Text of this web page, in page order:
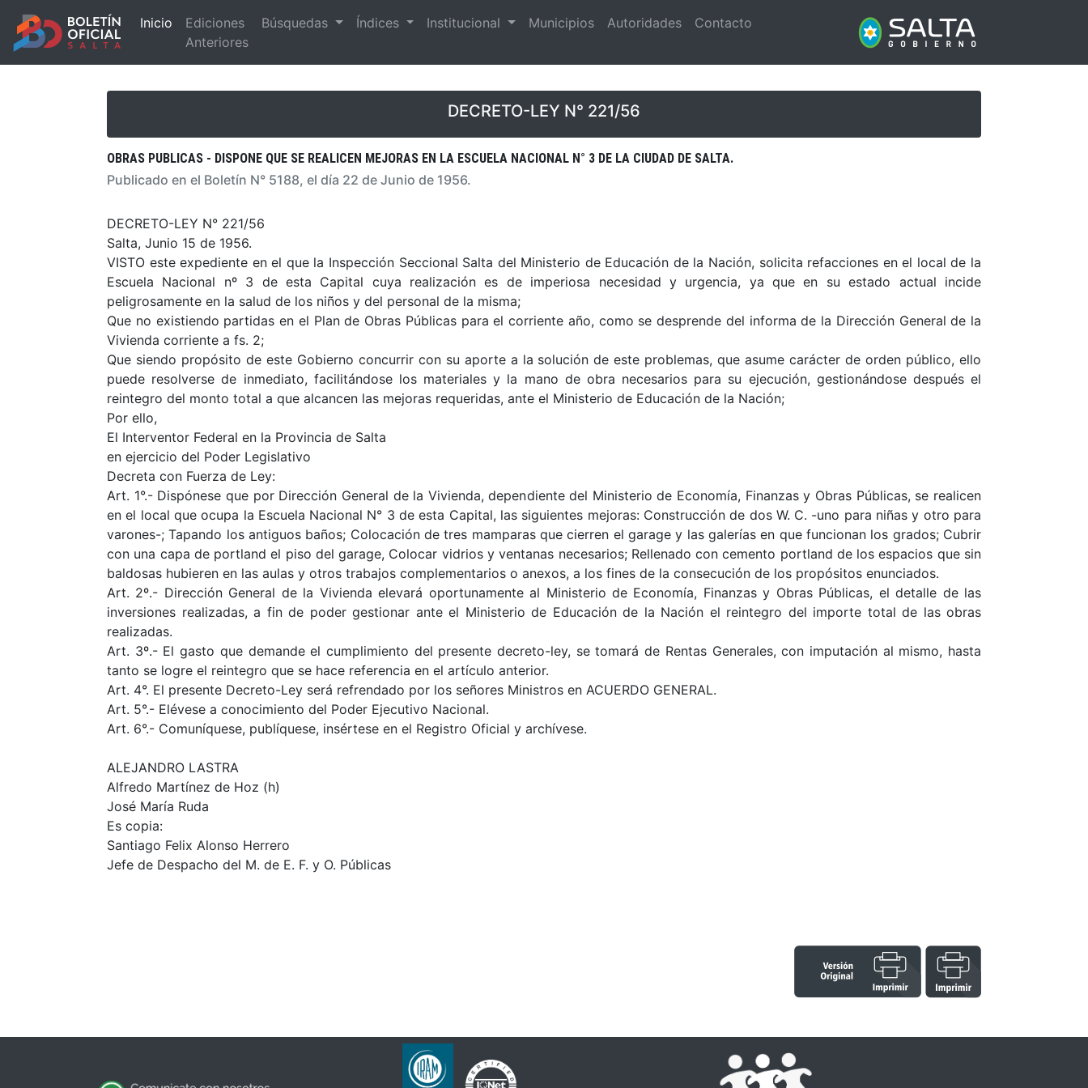
Inicio
Ediciones
Anteriores
Búsquedas Índices Institucional Municipios Autoridades Contacto
DECRETO-LEY N° 221/56
OBRAS PUBLICAS - DISPONE QUE SE REALICEN MEJORAS EN LA ESCUELA NACIONAL N° 3 DE LA CIUDAD DE SALTA.
Publicado en el Boletín N° 5188, el día 22 de Junio de 1956.
DECRETO-LEY N° 221/56
Salta, Junio 15 de 1956.
VISTO este expediente en el que la Inspección Seccional Salta del Ministerio de Educación de la Nación, solicita refacciones en el local de la
Escuela Nacional nº 3 de esta Capital cuya realización es de imperiosa necesidad y urgencia, ya que en su estado actual incide
peligrosamente en la salud de los niños y del personal de la misma;
Que no existiendo partidas en el Plan de Obras Públicas para el corriente año, como se desprende del informa de la Dirección General de la
Vivienda corriente a fs. 2;
Que siendo propósito de este Gobierno concurrir con su aporte a la solución de este problemas, que asume carácter de orden público, ello
puede resolverse de inmediato, facilitándose los materiales y la mano de obra necesarios para su ejecución, gestionándose después el
reintegro del monto total a que alcancen las mejoras requeridas, ante el Ministerio de Educación de la Nación;
Por ello,
El Interventor Federal en la Provincia de Salta
en ejercicio del Poder Legislativo
Decreta con Fuerza de Ley:
Art. 1°.- Dispónese que por Dirección General de la Vivienda, dependiente del Ministerio de Economía, Finanzas y Obras Públicas, se realicen
en el local que ocupa la Escuela Nacional N° 3 de esta Capital, las siguientes mejoras: Construcción de dos W. C. -uno para niñas y otro para
varones-; Tapando los antiguos baños; Colocación de tres mamparas que cierren el garage y las galerías en que funcionan los grados; Cubrir
con una capa de portland el piso del garage, Colocar vidrios y ventanas necesarios; Rellenado con cemento portland de los espacios que sin
baldosas hubieren en las aulas y otros trabajos complementarios o anexos, a los fines de la consecución de los propósitos enunciados.
Art. 2º.- Dirección General de la Vivienda elevará oportunamente al Ministerio de Economía, Finanzas y Obras Públicas, el detalle de las
inversiones realizadas, a fin de poder gestionar ante el Ministerio de Educación de la Nación el reintegro del importe total de las obras
realizadas.
Art. 3º.- El gasto que demande el cumplimiento del presente decreto-ley, se tomará de Rentas Generales, con imputación al mismo, hasta
tanto se logre el reintegro que se hace referencia en el artículo anterior.
Art. 4°. El presente Decreto-Ley será refrendado por los señores Ministros en ACUERDO GENERAL.
Art. 5°.- Elévese a conocimiento del Poder Ejecutivo Nacional.
Art. 6°.- Comuníquese, publíquese, insértese en el Registro Oficial y archívese.
ALEJANDRO LASTRA
Alfredo Martínez de Hoz (h)
José María Ruda
Es copia:
Santiago Felix Alonso Herrero
Jefe de Despacho del M. de E. F. y O. Públicas